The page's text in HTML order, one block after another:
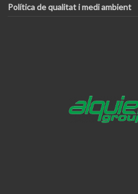
Política de qualitat i medi ambient